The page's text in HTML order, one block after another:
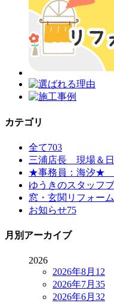
カテゴリ
全て703
三浦店長 現場＆
★事務員：海汐★
ゆうきのスタッフ
窓・玄関リフォー
お知らせ75
月別アーカイブ
2026
2026年8月 12
2026年7月 35
2026年6月 32